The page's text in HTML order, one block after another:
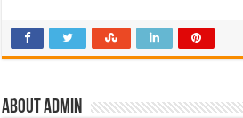
About admin